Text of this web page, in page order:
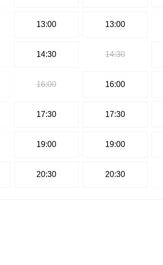
13:00
14:30
16:00
17:30
19:00
20:30
13:00
14:30
16:00
17:30
19:00
20:30